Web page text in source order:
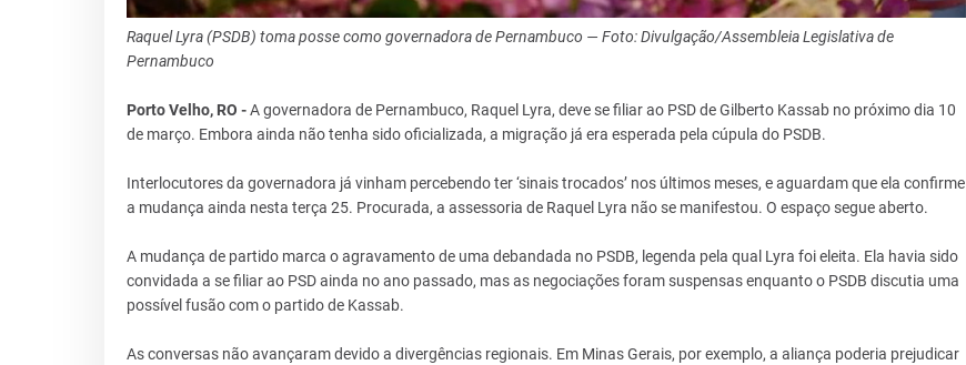
Raquel Lyra (PSDB) toma posse como governadora de Pernambuco — Foto: Divulgação/Assembleia Legislativa de
Pernambuco
Porto Velho, RO -A governadora de Pernambuco, Raquel Lyra, deve se filiar ao PSD de Gilberto Kassab no próximo dia 10
de março. Embora ainda não tenha sido oficializada, a migração já era esperada pela cúpula do PSDB.
Interlocutores da governadora já vinham percebendo ter ‘sinais trocados’ nos últimos meses, e aguardam que ela confirme
a mudança ainda nesta terça 25. Procurada, a assessoria de Raquel Lyra não se manifestou. O espaço segue aberto.
A mudança de partido marca o agravamento de uma debandada no PSDB, legenda pela qual Lyra foi eleita. Ela havia sido
convidada a se filiar ao PSD ainda no ano passado, mas as negociações foram suspensas enquanto o PSDB discutia uma
possível fusão com o partido de Kassab.
As conversas não avançaram devido a divergências regionais. Em Minas Gerais, por exemplo, a aliança poderia prejudicar